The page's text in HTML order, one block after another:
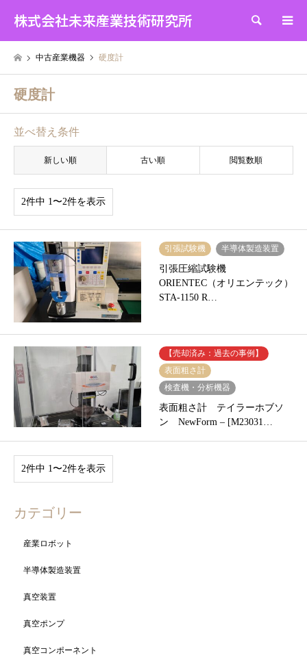
株式会社未来産業技術研究所 検索
中古産業機器 硬度計
硬度計
並べ替え条件
新しい順 古い順 閲覧数順
2件中 1〜2件を表示
引張試験機 半導体製造装置
引張圧縮試験機
ORIENTEC（オリエンテック）
STA-1150 R…
【売却済み：過去の事例】
表面粗さ計
検査機・分析機器
表面粗さ計 テイラーホブソ
ン NewForm – [M23031…
2件中 1〜2件を表示
カテゴリー
産業ロボット
半導体製造装置
真空装置
真空ポンプ
真空コンポーネント